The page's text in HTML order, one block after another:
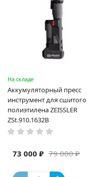
На складе
Аккумуляторный пресс
инструмент для сшитого
полиэтилена ZEISSLER
ZSt.910.1632B
79 000 ₽
73 000 ₽